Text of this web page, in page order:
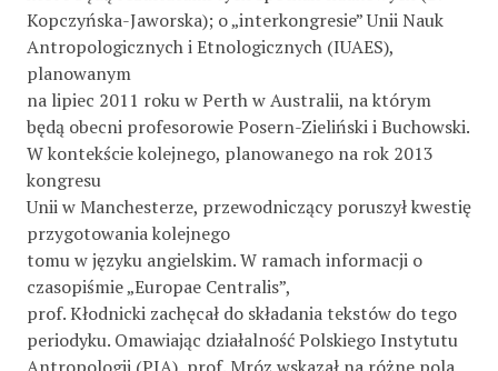
Kopczyńska-Jaworska); o „interkongresie” Unii Nauk
Antropologicznych i Etnologicznych (IUAES),
planowanym
na lipiec 2011 roku w Perth w Australii, na którym
będą obecni profesorowie Posern-Zieliński i Buchowski.
W kontekście kolejnego, planowanego na rok 2013
kongresu
Unii w Manchesterze, przewodniczący poruszył kwestię
przygotowania kolejnego
tomu w języku angielskim. W ramach informacji o
czasopiśmie „Europae Centralis”,
prof. Kłodnicki zachęcał do składania tekstów do tego
periodyku. Omawiając działalność Polskiego Instytutu